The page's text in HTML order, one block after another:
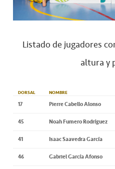
Listado de jugadores
altura y
DORSAL NOMBRE
17 Pierre Cabello Alonso
45 Noah Fumero Rodríguez
41 Isaac Saavedra García
46 Gabriel García Afonso